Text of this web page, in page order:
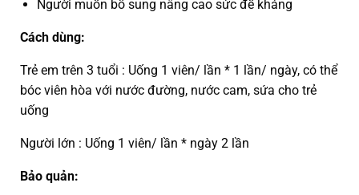
Người muốn bổ sung nâng cao sức đề kháng
Cách dùng:
Trẻ em trên 3 tuổi : Uống 1 viên/ lần * 1 lần/ ngày, có thể
bóc viên hòa với nước đường, nước cam, sứa cho trẻ
uống
Người lớn : Uống 1 viên/ lần * ngày 2 lần
Bảo quản: